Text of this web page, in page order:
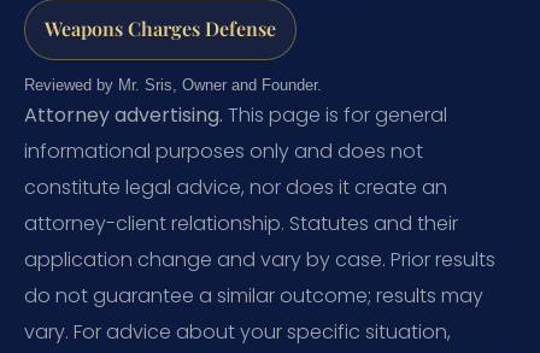
Weapons Charges Defense
Reviewed by Mr. Sris, Owner and Founder.
Attorney advertising. This page is for general
informational purposes only and does not
constitute legal advice, nor does it create an
attorney-client relationship. Statutes and their
application change and vary by case. Prior results
do not guarantee a similar outcome; results may
vary. For advice about your specific situation,